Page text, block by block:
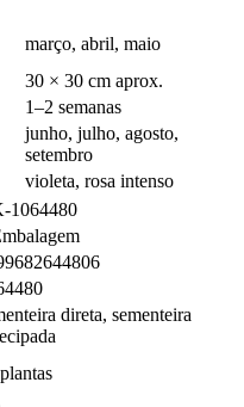
março, abril, maio
30 × 30 cm aprox.
1–2 semanas
junho, julho, agosto,
setembro
violeta, rosa intenso
1064480
direta, sementeira